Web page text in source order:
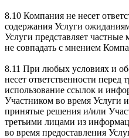
8.10 Компания не несет
содержания Услуги
Услуги представляет
не совпадать с мнением
8.11 При любых условиях и
несет ответственности перед
использование ссылок и
Участником во время Услуги
принятые решения и/или
третьими лицами из
во время предоставления